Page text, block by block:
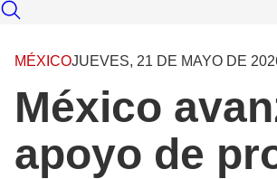
MÉXICOJUEVES, 21 DE MAYO DE
México
apoyo de